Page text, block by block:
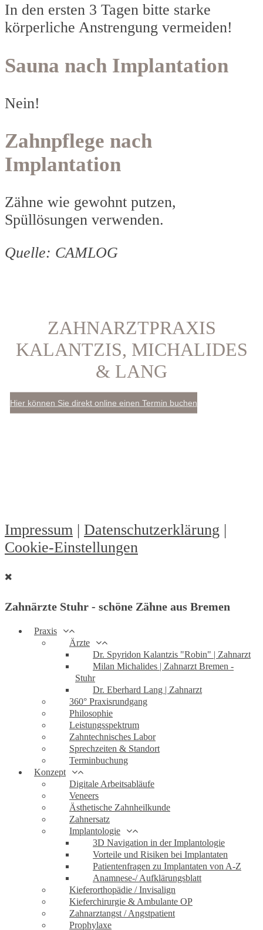
In den ersten 3 Tagen bitte starke
körperliche Anstrengung vermeiden!
Sauna nach Implantation
Nein!
Zahnpflege nach
Implantation
Zähne wie gewohnt putzen,
Spüllösungen verwenden.
Quelle: CAMLOG
ZAHNARZTPRAXIS
KALANTZIS, MICHALIDES
& LANG
Hier können Sie direkt online einen Termin buchen
Impressum | Datenschutzerklärung |
Cookie-Einstellungen
Zahnärzte Stuhr - schöne Zähne aus Bremen
Praxis
Ärzte
Dr. Spyridon Kalantzis "Robin" | Zahnarzt
Milan Michalides | Zahnarzt Bremen -
Stuhr
Dr. Eberhard Lang | Zahnarzt
360° Praxisrundgang
Philosophie
Leistungsspektrum
Zahntechnisches Labor
Sprechzeiten & Standort
Terminbuchung
Konzept
Digitale Arbeitsabläufe
Veneers
Ästhetische Zahnheilkunde
Zahnersatz
Implantologie
3D Navigation in der Implantologie
Vorteile und Risiken bei Implantaten
Patientenfragen zu Implantaten von A-Z
Anamnese-/ Aufklärungsblatt
Kieferorthopädie / Invisalign
Kieferchirurgie & Ambulante OP
Zahnarztangst / Angstpatient
Prophylaxe